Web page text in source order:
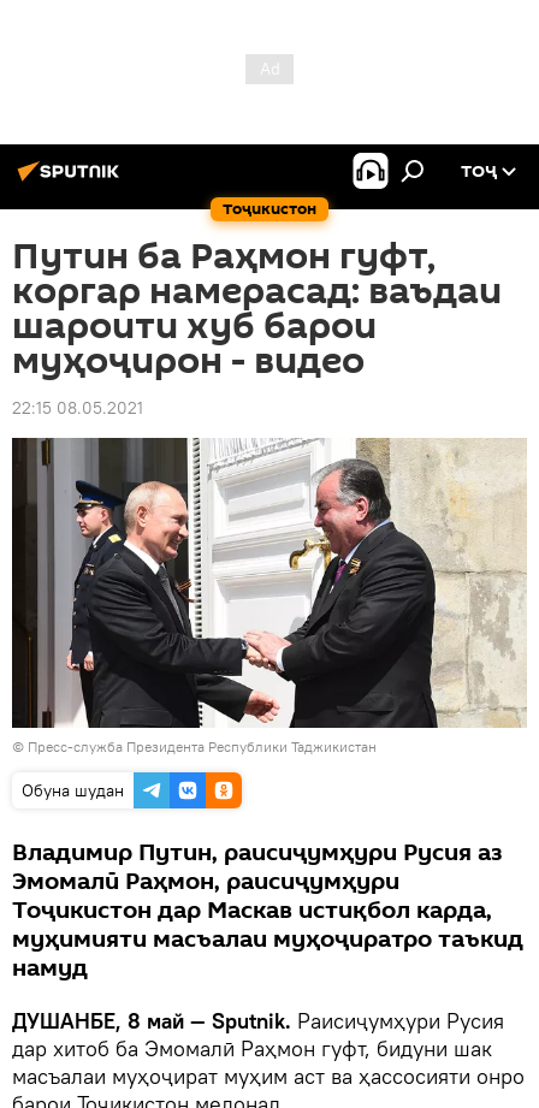
Тоҷикистон
ТОҶ
Путин ба Раҳмон гуфт,
коргар намерасад: ваъдаи
шароити хуб барои
муҳоҷирон - видео
22:15 08.05.2021
© Пресс-служба Президента Республики Таджикистан
Обуна шудан
Владимир Путин, раисиҷумҳури Русия аз
Эмомалӣ Раҳмон, раисиҷумҳури
Тоҷикистон дар Маскав истиқбол карда,
муҳимияти масъалаи муҳоҷиратро таъкид
намуд
ДУШАНБЕ, 8 май — Sputnik. Раисиҷумҳури Русия
дар хитоб ба Эмомалӣ Раҳмон гуфт, бидуни шак
масъалаи муҳоҷират муҳим аст ва ҳассосияти онро